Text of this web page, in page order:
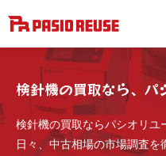
検針機の買取なら、パ
検針機の買取ならパシオリユ
日々、中古相場の市場調査を